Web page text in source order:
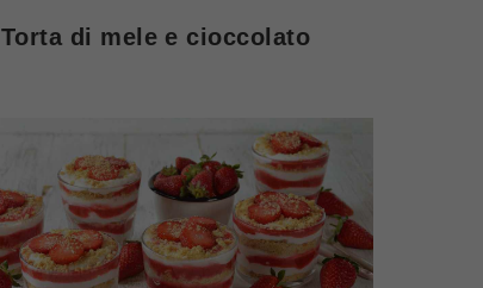
Torta di mele e cioccolato